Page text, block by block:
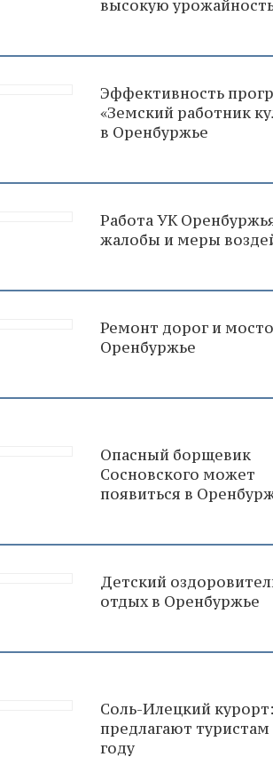
высокую
Эффективность
«Земский работник
в Оренбуржье
Работа УК
жалобы и меры
Ремонт дорог и
Оренбуржье
Опасный борщевик
Сосновского может
появиться в
Детский
отдых в Оренбуржье
Соль-Илецкий
предлагают
году